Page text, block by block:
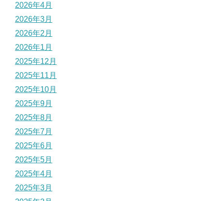
2026年4月
2026年3月
2026年2月
2026年1月
2025年12月
2025年11月
2025年10月
2025年9月
2025年8月
2025年7月
2025年6月
2025年5月
2025年4月
2025年3月